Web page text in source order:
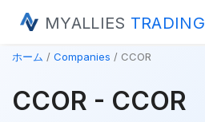
MYALLIES TRADING
ホーム Companies CCOR
CCOR - CCOR